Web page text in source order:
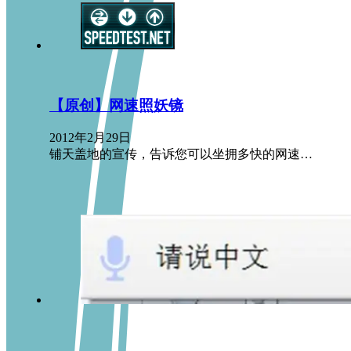
【原创】网速照妖镜
2012年2月29日
铺天盖地的宣传，告诉您可以坐拥多快的网速…